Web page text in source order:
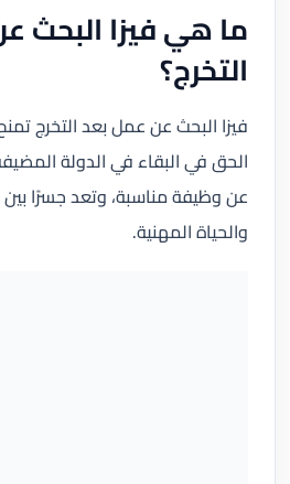
ما هي فيزا البحث
التخرج؟
فيزا البحث عن عمل بعد التخرج
الحق في البقاء في الدولة
عن وظيفة مناسبة، وتعد جسرًا بين
والحياة المهنية.